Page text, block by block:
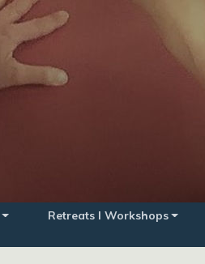
Retreats I Workshops